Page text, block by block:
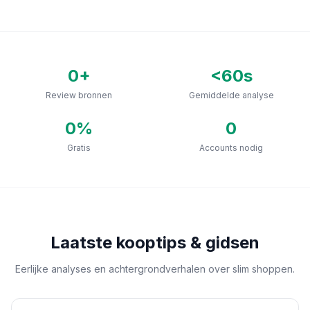
0+
Review bronnen
<60s
Gemiddelde analyse
0%
Gratis
0
Accounts nodig
Laatste kooptips & gidsen
Eerlijke analyses en achtergrondverhalen over slim shoppen.